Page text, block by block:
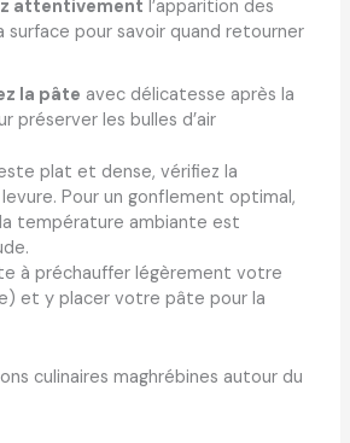
attentivement l’apparition des
surface pour savoir quand retourner
la pâte avec délicatesse après la
préserver les bulles d’air
plat et dense, vérifiez la
Pour un gonflement optimal,
température ambiante est
à préchauffer légèrement votre
et y placer votre pâte pour la
culinaires maghrébines autour du